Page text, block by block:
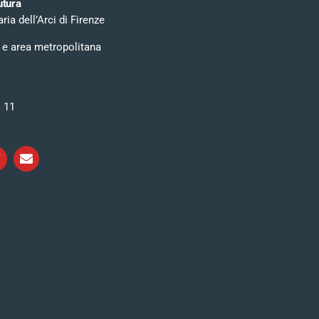
dell’Arci di Firenze
area metropolitana
11